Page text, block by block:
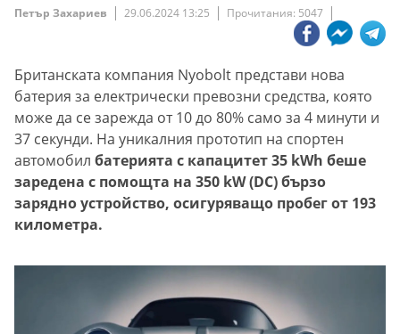
Петър Захариев 29.06.2024 13:25 Прочитания: 5047
Британската компания Nyobolt представи нова
батерия за електрически превозни средства, която
може да се зарежда от 10 до 80% само за 4 минути и
37 секунди. На уникалния прототип на спортен
автомобил батерията с капацитет 35 kWh беше
заредена с помощта на 350 kW (DC) бързо
зарядно устройство, осигуряващо пробег от 193
километра.